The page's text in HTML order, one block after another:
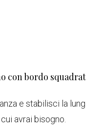
con bordo squadrat
e stabilisci la lung
avrai bisogno.